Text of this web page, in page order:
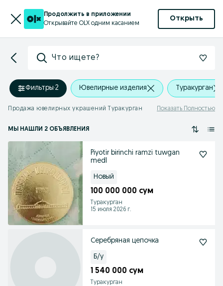
Продолжить в приложении
Открывайте OLX одним касанием
Открыть
Что ищете?
Фильтры·2 Ювелирные изделия Туракурган
Продажа ювелирных украшений Туракурган Показать Полностью
МЫ НАШЛИ 2 ОБЪЯВЛЕНИЯ
Piyotir birinchi ramzi tuwgan
medl
Новый
100 000 000 сум
Туракурган
15 июля 2026 г.
Серебряная цепочка
Б/у
1 540 000 сум
Туракурган